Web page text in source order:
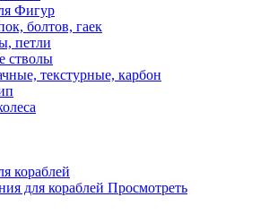
Фигур
болтов, гаек
петли
стволы
текстурные, карбон
кораблей
для кораблей Просмотреть